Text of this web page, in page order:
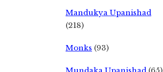
Mandukya Upanishad
(218)
Monks (93)